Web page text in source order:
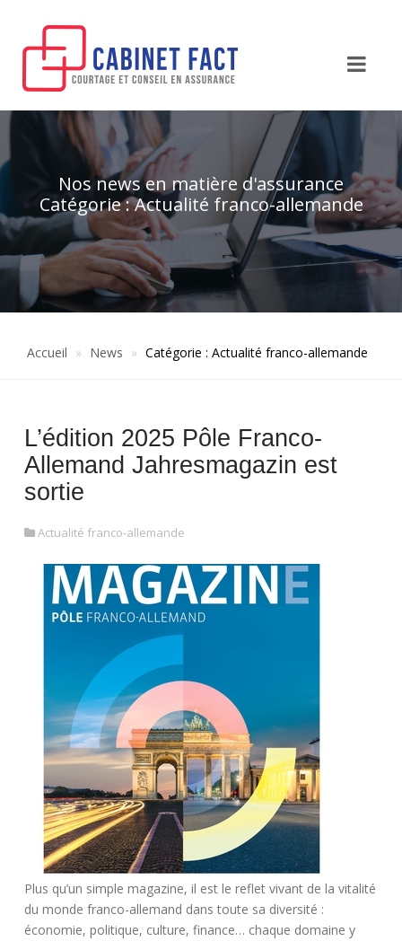
Nos news en matière d'assurance
Catégorie : Actualité franco-allemande
Accueil News Catégorie : Actualité franco-allemande
L’édition 2025 Pôle Franco-
Allemand Jahresmagazin est
sortie
Actualité franco-allemande
Plus qu’un simple magazine, il est le reflet vivant de la vitalité
du monde franco-allemand dans toute sa diversité :
économie, politique, culture, finance… chaque domaine y